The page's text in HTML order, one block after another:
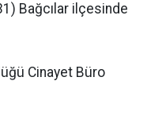
Bağcılar ilçesinde
Cinayet Büro